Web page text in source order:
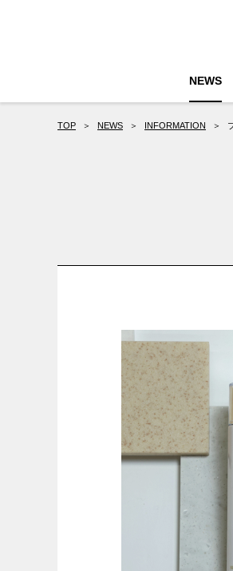
NEWS
TOP ＞ NEWS ＞ INFORMATION ＞